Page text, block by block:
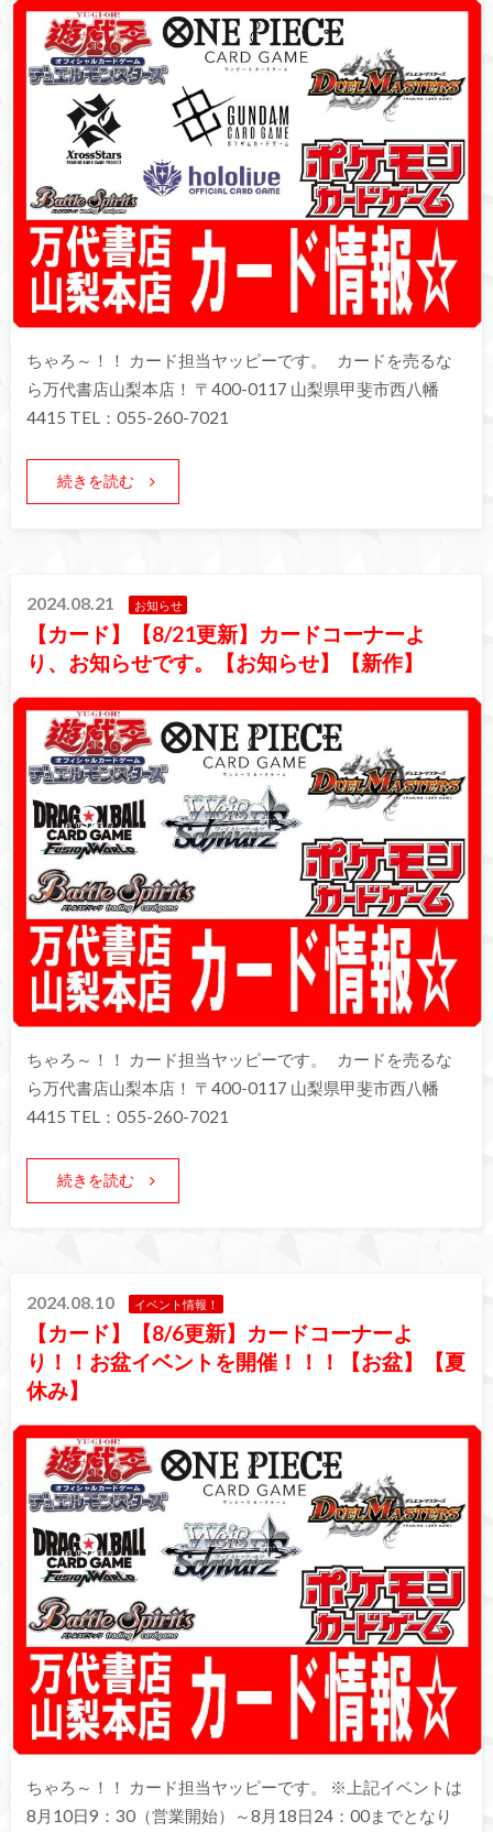
ちゃろ～！！ カード担当ヤッピーです。 カードを売るな
ら万代書店山梨本店！ 〒400-0117 山梨県甲斐市西八幡
4415 TEL：055-260-7021
続きを読む
2024.08.21 お知らせ
【カード】【8/21更新】カードコーナーよ
り、お知らせです。【お知らせ】【新作】
ちゃろ～！！ カード担当ヤッピーです。 カードを売るな
ら万代書店山梨本店！ 〒400-0117 山梨県甲斐市西八幡
4415 TEL：055-260-7021
続きを読む
2024.08.10 イベント情報！
【カード】【8/6更新】カードコーナーよ
り！！お盆イベントを開催！！！【お盆】【夏
休み】
ちゃろ～！！ カード担当ヤッピーです。 ※上記イベントは
8月10日9：30（営業開始）～8月18日24：00までとなり